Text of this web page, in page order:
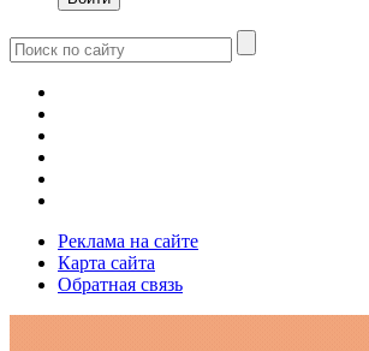
Реклама на сайте
Карта сайта
Обратная связь